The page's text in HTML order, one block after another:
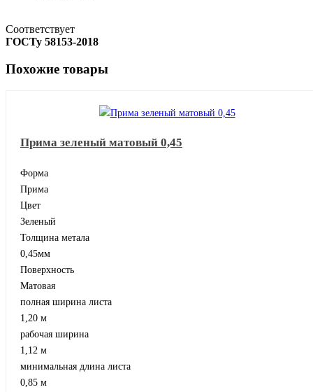
Соответствует
ГОСТу 58153-2018
Похожие товары
Прима зеленый матовый 0,45
Форма
Прима
Цвет
Зеленый
Толщина метала
0,45мм
Поверхность
Матовая
полная ширина листа
1,20 м
рабочая ширина
1,12 м
минимальная длина листа
0,85 м